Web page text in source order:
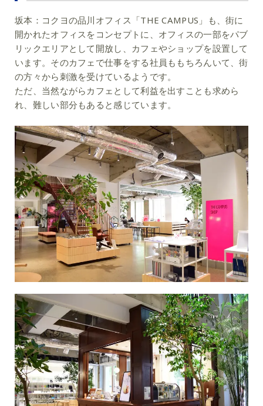
坂本： コクヨの品川オフィス「THE CAMPUS」も、街に
開かれたオフィスをコンセプトに、オフィスの一部をパブ
リックエリアとして開放し、カフェやショップを設置して
います。そのカフェで仕事をする社員ももちろんいて、街
の方々から刺激を受けているようです。
ただ、当然ながらカフェとして利益を出すことも求めら
れ、難しい部分もあると感じています。